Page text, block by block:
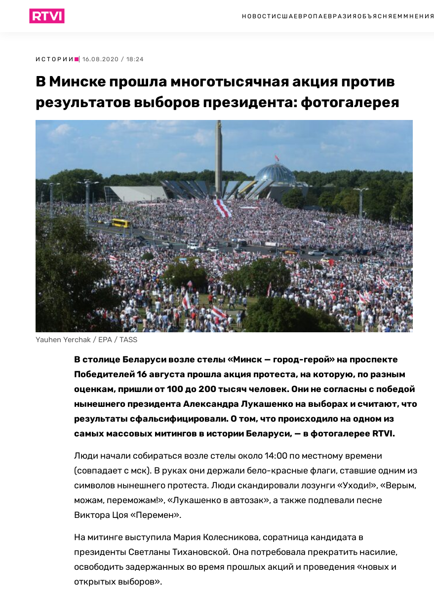
НОВОСТИ США ЕВРОПА ЕВРАЗИЯ ОБЪЯСНЯЕМ МНЕНИЯ
ИСТОРИИ | 16.08.2020 / 18:24
В Минске прошла многотысячная акция против
результатов выборов президента: фотогалерея
Yauhen Yerchak / EPA / TASS
В столице Беларуси возле стелы «Минск — город-герой» на проспекте
Победителей 16 августа прошла акция протеста, на которую, по разным
оценкам, пришли от 100 до 200 тысяч человек. Они не согласны с победой
нынешнего президента Александра Лукашенко на выборах и считают, что
результаты сфальсифицировали. О том, что происходило на одном из
самых массовых митингов в истории Беларуси, — в фотогалерее RTVI.
Люди начали собираться возле стелы около 14:00 по местному времени
(совпадает с мск). В руках они держали бело-красные флаги, ставшие одним из
символов нынешнего протеста. Люди скандировали лозунги «Уходи!», «Верым,
можам, переможам!», «Лукашенко в автозак», а также подпевали песне
Виктора Цоя «Перемен».
На митинге выступила Мария Колесникова, соратница кандидата в
президенты Светланы Тихановской. Она потребовала прекратить насилие,
освободить задержанных во время прошлых акций и проведения «новых и
открытых выборов».